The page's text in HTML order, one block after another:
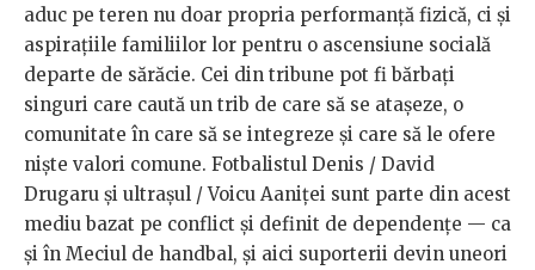
aduc pe teren nu doar propria performanță fizică, ci și
aspirațiile familiilor lor pentru o ascensiune socială
departe de sărăcie. Cei din tribune pot fi bărbați
singuri care caută un trib de care să se atașeze, o
comunitate în care să se integreze și care să le ofere
niște valori comune. Fotbalistul Denis / David
Drugaru și ultrașul / Voicu Aaniței sunt parte din acest
mediu bazat pe conflict și definit de dependențe — ca
și în Meciul de handbal, și aici suporterii devin uneori